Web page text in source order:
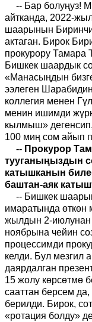
-- Бар болуңуз!
айтканда, 2022-
шаарынын Биринчи
актаган. Бирок
прокурору Тамара
Бишкек шаардык
«Манасыңдын
ээлеген
коллегия менен
менин ишимди
кылмыш»
100 миң сом айып
-- Прокурор
тууганыңыздын
катышканын
баштан-аяк
-- Бишкек
имаратында өткөн
жылдын 2-
ноябрына чейин
процессимди
келди. Бул мезгил
даярдалган
15 жолу көрсөтмө
сааттан берсем
берилди. Бирок,
«ротация болду»